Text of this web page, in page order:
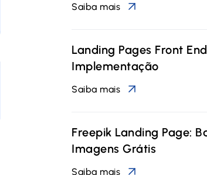
Saiba mais
Landing Pages Front
Implementação
Saiba mais
Freepik Landing Page:
Imagens Grátis
Saiba mais